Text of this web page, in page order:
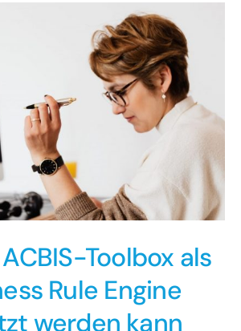
Toolbox als
Rule Engine
werden kann